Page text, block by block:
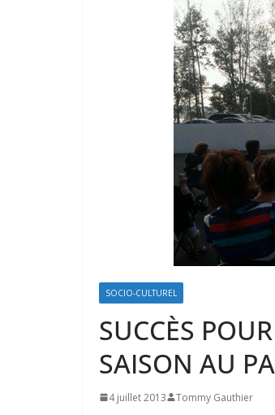
SOCIO-CULTUREL
SUCCÈS
SAISON AU
4 juillet 2013 Tommy Gauthier